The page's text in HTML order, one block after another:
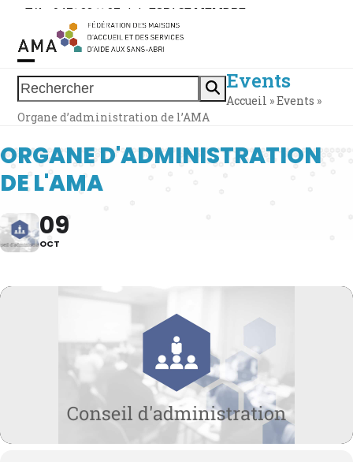
Skip
content
Tél. : 0471 38 11 37 | | ESPACE MEMBRE
Rechercher
Open
mobile
menu
Close
mobile
menu
Events
Accueil »Events »
Organe d’administration de l’AMA
ORGANE D'ADMINISTRATION
DE L'AMA
09
OCT